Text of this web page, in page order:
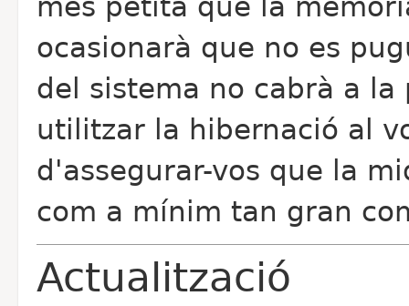
més petita que la
ocasionarà que no es
del sistema no cabrà a
utilitzar la hibernació al
d'assegurar-vos que la
com a mínim tan gran
Actualització